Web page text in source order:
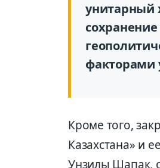
унитарный
факторами
Кроме того,
Казахстана» и
Унзилы Шапак,